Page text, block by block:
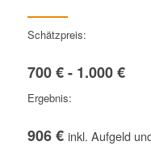
Schätzpreis:
700 € - 1.000 €
Ergebnis:
906 € inkl. Aufgeld